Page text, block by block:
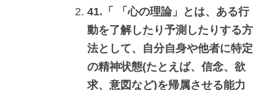
41.「 「心の理論」とは、ある行
動を了解したり予測したりする方
法として、自分自身や他者に特定
の精神状態(たとえば、信念、欲
求、意図など)を帰属させる能力